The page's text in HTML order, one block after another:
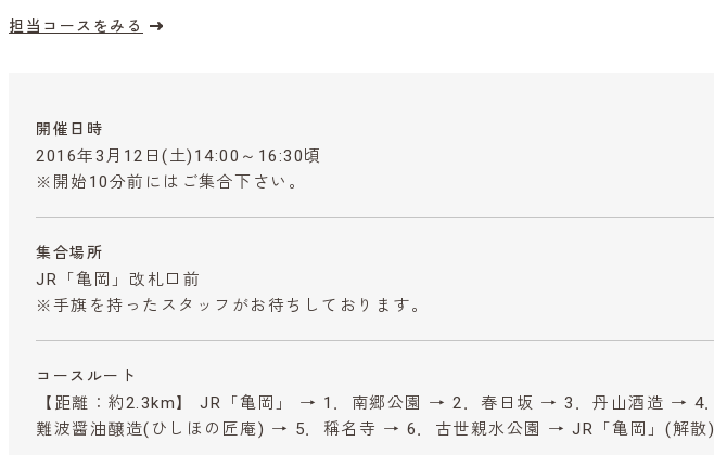
担当コースをみる
開催日時
2016年3月12日(土)14:00～16:30頃
※開始10分前にはご集合下さい。
集合場所
JR「亀岡」改札口前
※手旗を持ったスタッフがお待ちしております。
コースルート
【距離：約2.3km】 JR「亀岡」 → 1．南郷公園 → 2．春日坂 → 3．丹山酒造 → 4．
難波醤油醸造(ひしほの匠庵) → 5．稱名寺 → 6．古世親水公園 → JR「亀岡」(解散)